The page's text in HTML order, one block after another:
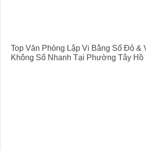
Top Văn Phòng Lập Vi Bằng Sổ Đỏ &
Không Sổ Nhanh Tại Phường Tây Hồ